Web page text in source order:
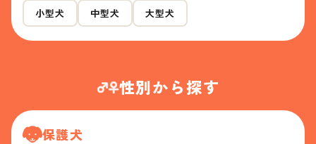
小型犬 中型犬 大型犬
性別から探す
保護犬